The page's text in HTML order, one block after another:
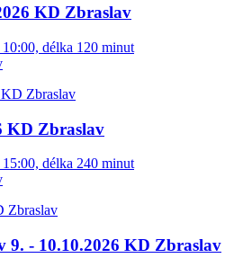
KD Zbraslav
délka 120 minut
Zbraslav
KD Zbraslav
délka 240 minut
Zbraslav
9. - 10.10.2026 KD Zbraslav